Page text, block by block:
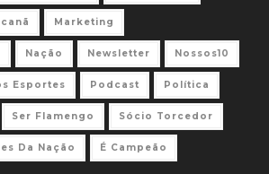
Marketing
Nação Newsletter Nossos10
Esportes Podcast Política
Ser Flamengo Sócio Torcedor
Da Nação É Campeão